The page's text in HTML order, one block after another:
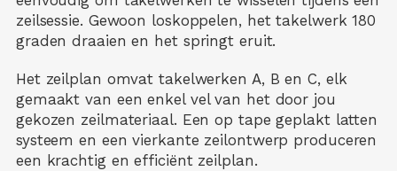
zeilsessie. Gewoon loskoppelen, het takelwerk 180
graden draaien en het springt eruit.
Het zeilplan omvat takelwerken A, B en C, elk
gemaakt van een enkel vel van het door jou
gekozen zeilmateriaal. Een op tape geplakt latten
systeem en een vierkante zeilontwerp produceren
een krachtig en efficiënt zeilplan.